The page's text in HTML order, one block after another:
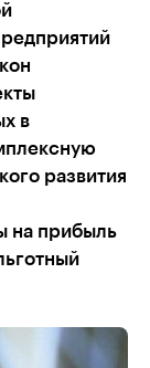
в
развития
на прибыль